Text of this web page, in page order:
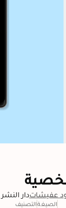
عفيشاتدار النشر
الصيغةالتصنيف